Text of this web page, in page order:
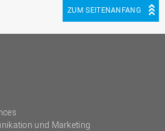
ZUM SEITENANFANG
und Marketing